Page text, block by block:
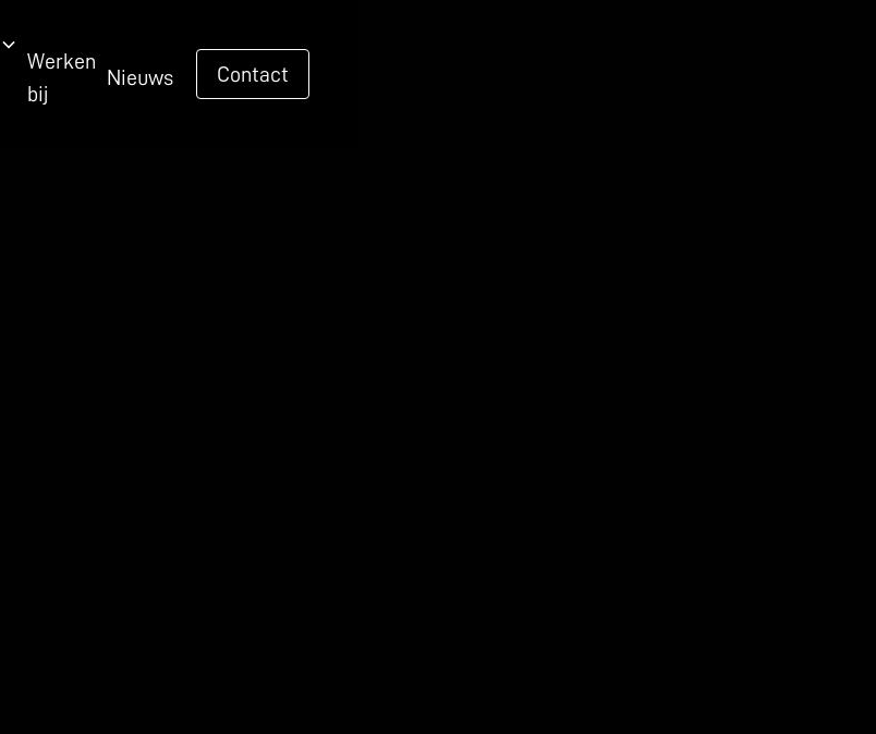
Werken
bij
Nieuws Contact